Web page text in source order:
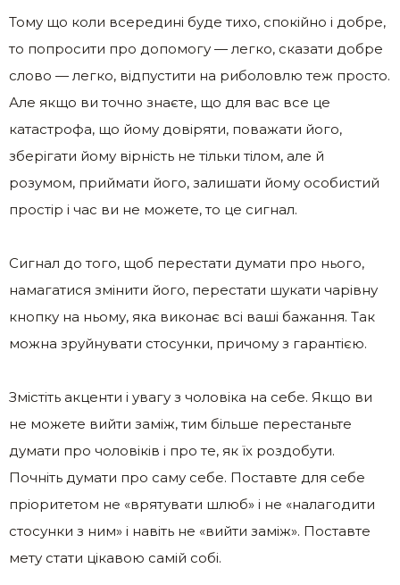
Тому що коли всередині буде тихо, спокійно і добре,
то попросити про допомогу — легко, сказати добре
слово — легко, відпустити на риболовлю теж просто.
Але якщо ви точно знаєте, що для вас все це
катастрофа, що йому довіряти, поважати його,
зберігати йому вірність не тільки тілом, але й
розумом, приймати його, залишати йому особистий
простір і час ви не можете, то це сигнал.
Сигнал до того, щоб перестати думати про нього,
намагатися змінити його, перестати шукати чарівну
кнопку на ньому, яка виконає всі ваші бажання. Так
можна зруйнувати стосунки, причому з гарантією.
Змістіть акценти і увагу з чоловіка на себе. Якщо ви
не можете вийти заміж, тим більше перестаньте
думати про чоловіків і про те, як їх роздобути.
Почніть думати про саму себе. Поставте для себе
пріоритетом не «врятувати шлюб» і не «налагодити
стосунки з ним» і навіть не «вийти заміж». Поставте
мету стати цікавою самій собі.